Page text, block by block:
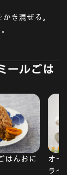
き混ぜる。
ールごは
はんおに
オー
ライ